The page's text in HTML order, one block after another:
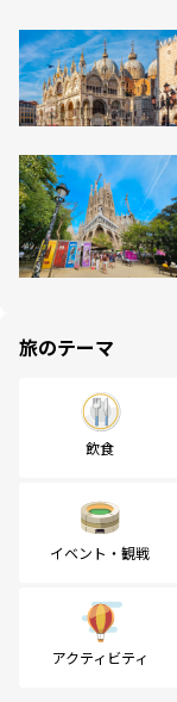
旅のテーマ
飲食
イベント・観戦
アクティビティ